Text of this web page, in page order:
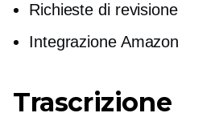
Richieste di revisione
Integrazione Amazon
Trascrizione